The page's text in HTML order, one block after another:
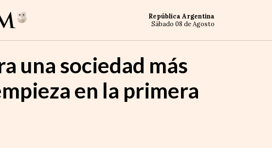
República Argentina
Sábado 08 de Agosto
una sociedad más
en la primera